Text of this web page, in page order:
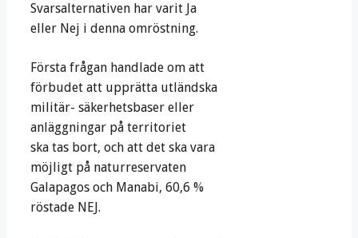
Svarsalternativen har varit Ja
eller Nej i denna omröstning.
Första frågan handlade om att
förbudet att upprätta utländska
militär- säkerhetsbaser eller
anläggningar på territoriet
ska tas bort, och att det ska vara
möjligt på naturreservaten
Galapagos och Manabi, 60,6 %
röstade NEJ.